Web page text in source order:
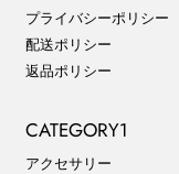
プライバシーポリシー
配送ポリシー
返品ポリシー
CATEGORY1
アクセサリー